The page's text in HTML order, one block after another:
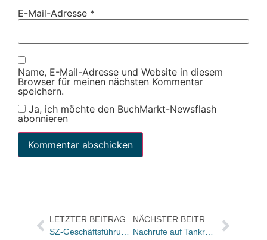
E-Mail-Adresse *
Name, E-Mail-Adresse und Website in diesem
Browser für meinen nächsten Kommentar
speichern.
Ja, ich möchte den BuchMarkt-Newsflash
abonnieren
LETZTER BEITRAG